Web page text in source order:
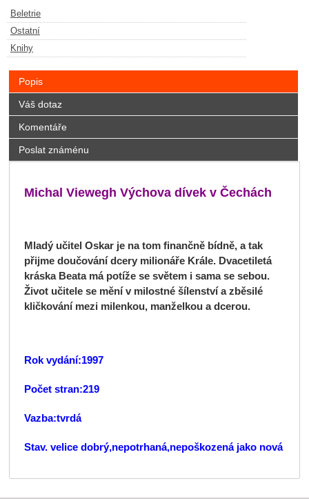
Beletrie
Ostatní
Knihy
Popis
Váš dotaz
Komentáře
Poslat známénu
Michal Viewegh Výchova dívek v Čechách
Mladý učitel Oskar je na tom finančně bídně, a tak
přijme doučování dcery milionáře Krále. Dvacetiletá
kráska Beata má potíže se světem i sama se sebou.
Život učitele se mění v milostné šílenství a zběsilé
kličkování mezi milenkou, manželkou a dcerou.
Rok vydání:1997
Počet stran:219
Vazba:tvrdá
Stav. velice dobrý,nepotrhaná,nepoškozená jako nová